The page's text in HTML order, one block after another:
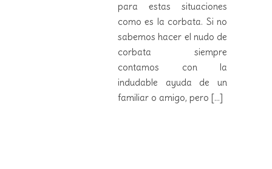
para estas situaciones
como es la corbata. Si no
sabemos hacer el nudo de
corbata siempre
contamos con la
indudable ayuda de un
familiar o amigo, pero [...]